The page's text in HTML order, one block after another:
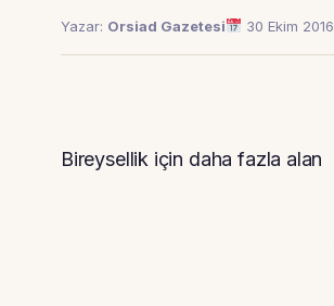
Yazar: Orsiad Gazetesi 30 Ekim 2016
Bireysellik için daha fazla alan